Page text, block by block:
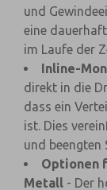
und
eine
im Laufe der
Inline-
direkt in die
dass ein
ist. Dies
und beengten
Optionen
Metall - Der